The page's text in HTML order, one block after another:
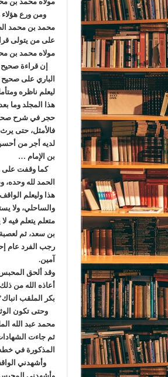
ومن ورع هؤلاء
محمد بن محمد
على من يتولى
مولاه محمد بن
إن قراءة صحيح
الباري على
ليعلم ناظره
هذا المجلد وما
حجر في شرح صحيح
فالأمثل، حتى يرث
لديه أجر من
بن الإمام …
كما وقفت على
الحمد لله وحده،
هذا وليعلم
والساحلي، ولا
متعلم يتعلم فيه
بن سعد، ثم
رجب الفرد عام
آمين.
وقد ألحق
أعاذه الله من
بكر الملقب
وحتى تكون
محمد عبد الله
ثم جاءت
المذكورة في
وأشهدني